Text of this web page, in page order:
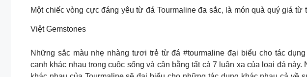
Một chiếc vòng cực đáng yêu từ đá Tourmaline đa sắc, là món quà quý giá từ
Việt Gemstones
Những sắc màu nhẹ nhàng tươi trẻ từ đá #tourmaline đại biểu cho tác
cạnh khác nhau trong cuộc sống và cân bằng tất cả 7 luân xa của loại đá